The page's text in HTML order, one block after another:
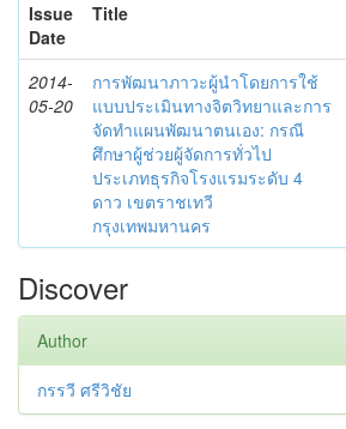
Issue
Date
Title
2014-
05-20
การพัฒนาภาวะผู้นำโดยการใช้
แบบประเมินทางจิตวิทยาและการ
จัดทำแผนพัฒนาตนเอง: กรณี
ศึกษาผู้ช่วยผู้จัดการทั่วไป
ประเภทธุรกิจโรงแรมระดับ 4
ดาว เขตราชเทวี
กรุงเทพมหานคร
Discover
Author
กรรวี ศรีวิชัย